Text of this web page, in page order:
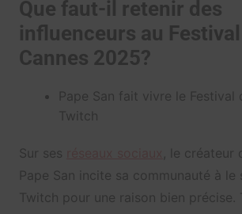
Que faut-il retenir des
influenceurs au
Cannes 2025?
Pape San fait vivre le Festival
Twitch
Sur ses
, le créateur
Pape San incite sa communauté à le
Twitch pour une raison bien